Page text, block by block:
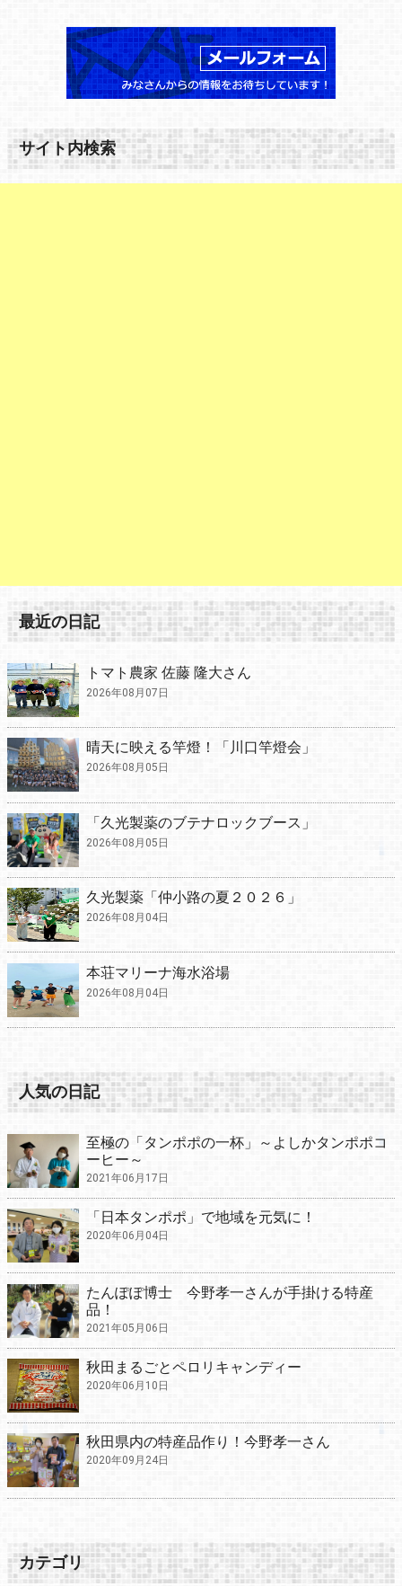
サイト内検索
最近の日記
トマト農家 佐藤 隆大さん
2026年08月07日
晴天に映える竿燈！「川口竿燈会」
2026年08月05日
「久光製薬のブテナロックブース」
2026年08月05日
久光製薬「仲小路の夏２０２６」
2026年08月04日
本荘マリーナ海水浴場
2026年08月04日
人気の日記
至極の「タンポポの一杯」～よしかタンポポコ
ーヒー～
2021年06月17日
「日本タンポポ」で地域を元気に！
2020年06月04日
たんぽぽ博士 今野孝一さんが手掛ける特産
品！
2021年05月06日
秋田まるごとペロリキャンディー
2020年06月10日
秋田県内の特産品作り！今野孝一さん
2020年09月24日
カテゴリ